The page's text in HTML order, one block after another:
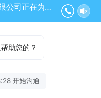
东方晨景科技有限公司正在为您服务
助您的？
开始沟通